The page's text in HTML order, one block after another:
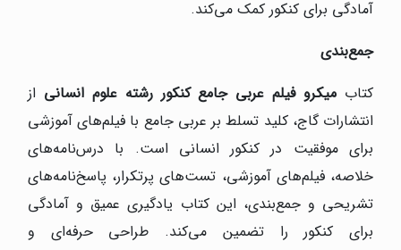
آمادگی برای کنکور کمک می‌کند.
جمع‌بندی
کتاب میکرو فیلم عربی جامع کنکور رشته علوم انسانی از
انتشارات گاج، کلید تسلط بر عربی جامع با فیلم‌های آموزشی
برای موفقیت در کنکور انسانی است. با درس‌نامه‌های
خلاصه، فیلم‌های آموزشی، تست‌های پرتکرار، پاسخ‌نامه‌های
تشریحی و جمع‌بندی، این کتاب یادگیری عمیق و آمادگی
برای کنکور را تضمین می‌کند. طراحی حرفه‌ای و